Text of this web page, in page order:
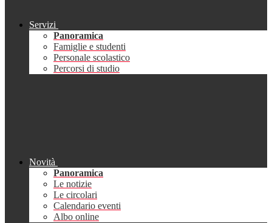
Servizi
Panoramica
Famiglie e studenti
Personale scolastico
Percorsi di studio
Novità
Panoramica
Le notizie
Le circolari
Calendario eventi
Albo online